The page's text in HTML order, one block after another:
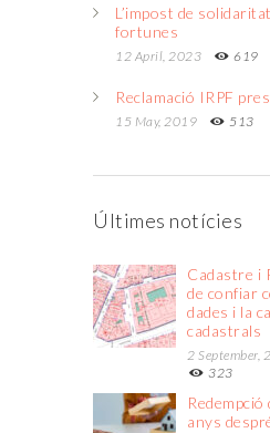
L’impost de
fortunes
12 April, 2023 619
Reclamació IRPF
15 May, 2019 513
Últimes notícies
Cadastre i
de confiar
dades i la
cadastrals
2 September,
323
anys